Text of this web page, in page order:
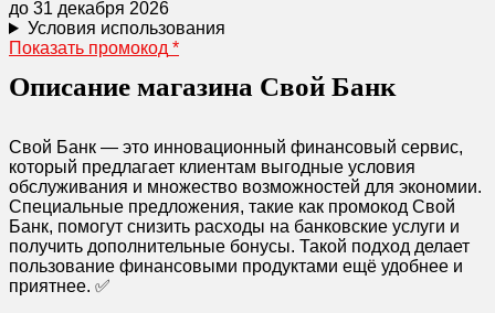
до 31 декабря 2026
Условия использования
Показать промокод *
Описание магазина Свой Банк
Свой Банк — это инновационный финансовый сервис,
который предлагает клиентам выгодные условия
обслуживания и множество возможностей для экономии.
Специальные предложения, такие как промокод Свой
Банк, помогут снизить расходы на банковские услуги и
получить дополнительные бонусы. Такой подход делает
пользование финансовыми продуктами ещё удобнее и
приятнее. ✅